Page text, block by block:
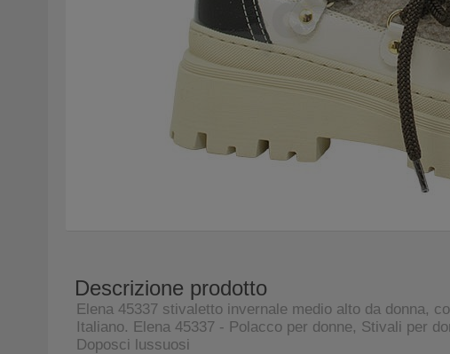
Descrizione prodotto
Elena 45337 stivaletto invernale medio alto da donna,
Italiano. Elena 45337 - Polacco per donne, Stivali per
Doposci lussuosi